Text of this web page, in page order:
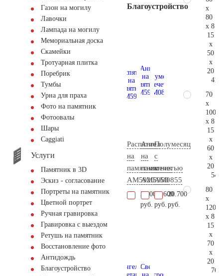
Газон на могилу
Лавочки
Лампада на могилу
Мемориальная доска
Скамейки
Тротуарная плитка
Поребрик
Тумбы
Урна для праха
Фото на памятник
Фотоовалы
Шары
Сaggiati
Услуги
Памятник в 3D
Эскиз - согласование
Портреты на памятник
Цветной портрет
Ручная гравировка
Гравировка с выездом
Ретушь на памятник
Восстановление фото
Антидождь
Благоустройство
Благоустройство
Распятие
на
памятник
AM5920
3.400
руб.
Ангел
на
памятник
AM5950
27.600
руб.
Полумесяц
с
мечетью
AM0855
20.700
руб.
x
80
x 8
15
x
50
x
20
70
x
100
x 8
15
x
60
x
20
80
x
120
x 8
15
x
70
x
20